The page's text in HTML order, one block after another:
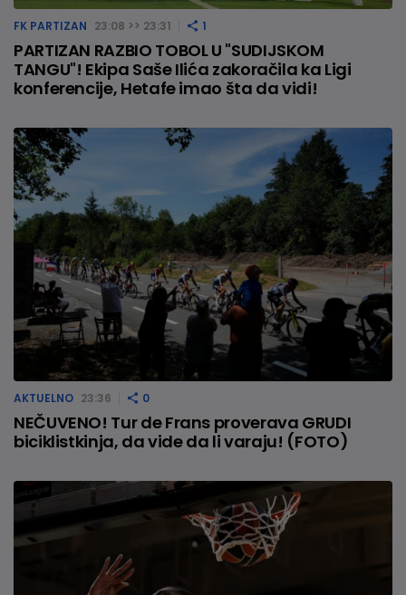
FK PARTIZAN 23:08 >> 23:31 1
PARTIZAN RAZBIO TOBOL U "SUDIJSKOM
TANGU"! Ekipa Saše Ilića zakoračila ka Ligi
konferencije, Hetafe imao šta da vidi!
AKTUELNO 23:36 0
NEČUVENO! Tur de Frans proverava GRUDI
biciklistkinja, da vide da li varaju! (FOTO)